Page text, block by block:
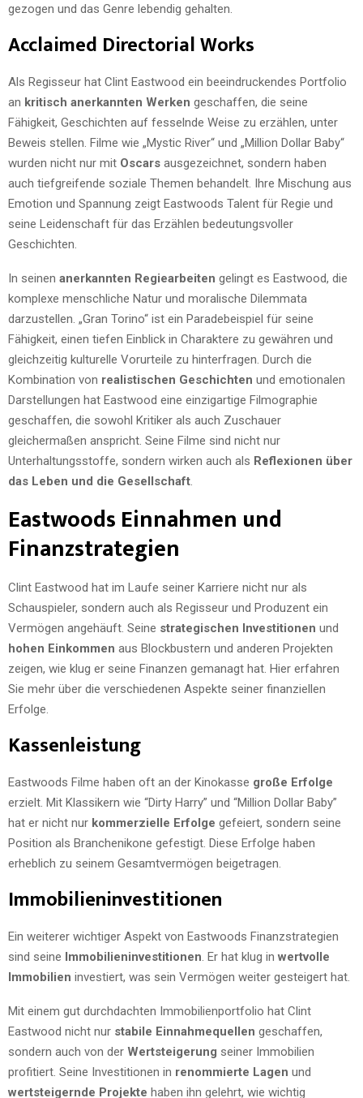
gezogen und das Genre lebendig gehalten.
Acclaimed Directorial Works
Als Regisseur hat Clint Eastwood ein beeindruckendes Portfolio
an kritisch anerkannten Werken geschaffen, die seine
Fähigkeit, Geschichten auf fesselnde Weise zu erzählen, unter
Beweis stellen. Filme wie „Mystic River“ und „Million Dollar Baby“
wurden nicht nur mit Oscars ausgezeichnet, sondern haben
auch tiefgreifende soziale Themen behandelt. Ihre Mischung aus
Emotion und Spannung zeigt Eastwoods Talent für Regie und
seine Leidenschaft für das Erzählen bedeutungsvoller
Geschichten.
In seinen anerkannten Regiearbeiten gelingt es Eastwood, die
komplexe menschliche Natur und moralische Dilemmata
darzustellen. „Gran Torino“ ist ein Paradebeispiel für seine
Fähigkeit, einen tiefen Einblick in Charaktere zu gewähren und
gleichzeitig kulturelle Vorurteile zu hinterfragen. Durch die
Kombination von realistischen Geschichten und emotionalen
Darstellungen hat Eastwood eine einzigartige Filmographie
geschaffen, die sowohl Kritiker als auch Zuschauer
gleichermaßen anspricht. Seine Filme sind nicht nur
Unterhaltungsstoffe, sondern wirken auch als Reflexionen über
das Leben und die Gesellschaft
Eastwoods Einnahmen und
Finanzstrategien
Clint Eastwood hat im Laufe seiner Karriere nicht nur als
Schauspieler, sondern auch als Regisseur und Produzent ein
Vermögen angehäuft. Seine strategischen Investitionen und
hohen Einkommen aus Blockbustern und anderen Projekten
zeigen, wie klug er seine Finanzen gemanagt hat. Hier erfahren
Sie mehr über die verschiedenen Aspekte seiner finanziellen
Erfolge.
Kassenleistung
Eastwoods Filme haben oft an der Kinokasse große Erfolge
erzielt. Mit Klassikern wie “Dirty Harry” und “Million Dollar Baby”
hat er nicht nur kommerzielle Erfolge gefeiert, sondern seine
Position als Branchenikone gefestigt. Diese Erfolge haben
erheblich zu seinem Gesamtvermögen beigetragen.
Immobilieninvestitionen
Ein weiterer wichtiger Aspekt von Eastwoods Finanzstrategien
sind seine Immobilieninvestitionen . Er hat klug in wertvolle
Immobilien investiert, was sein Vermögen weiter gesteigert hat.
Mit einem gut durchdachten Immobilienportfolio hat Clint
Eastwood nicht nur stabile Einnahmequellen geschaffen,
sondern auch von der Wertsteigerung seiner Immobilien
profitiert. Seine Investitionen in renommierte Lagen und
wertsteigernde Projekte haben ihn gelehrt, wie wichtig